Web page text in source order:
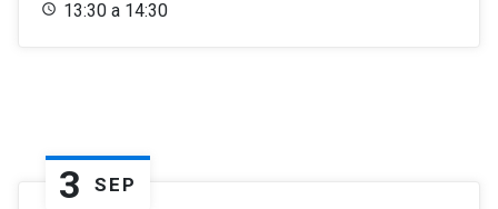
13:30 a 14:30
3 SEP